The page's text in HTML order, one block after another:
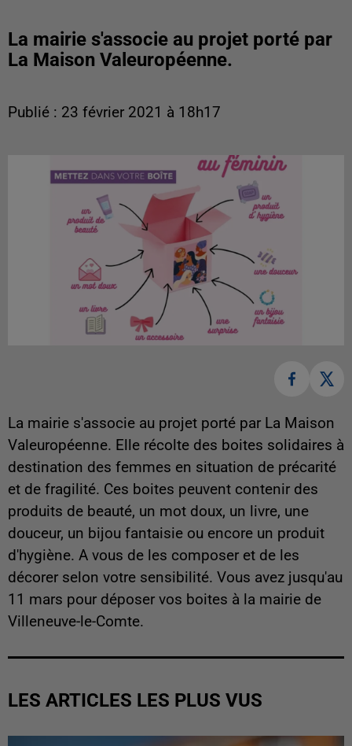
La mairie s'associe au projet porté par
La Maison Valeuropéenne.
Publié : 23 février 2021 à 18h17
La mairie s'associe au projet porté par La Maison
Valeuropéenne. Elle récolte des boites solidaires à
destination des femmes en situation de précarité
et de fragilité. Ces boites peuvent contenir des
produits de beauté, un mot doux, un livre, une
douceur, un bijou fantaisie ou encore un produit
d'hygiène. A vous de les composer et de les
décorer selon votre sensibilité. Vous avez jusqu'au
11 mars pour déposer vos boites à la mairie de
Villeneuve-le-Comte.
LES ARTICLES LES PLUS VUS